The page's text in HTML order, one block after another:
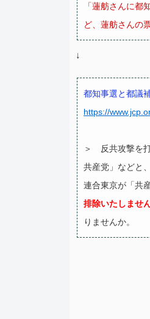
「蓮舫さんに
ど、蓮舫さんの
↓
都知事選と都議
https://
＞ 反共攻撃を
共産党」などと
連合東京が「共
排除いたしません
りませんか。